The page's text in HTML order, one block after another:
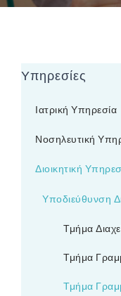
Υπηρεσίες
Ιατρική Υπηρεσία
Νοσηλευτική
Διοικητική
Υποδιεύθυνση
Τμήμα
Τμήμα
Τμήμα